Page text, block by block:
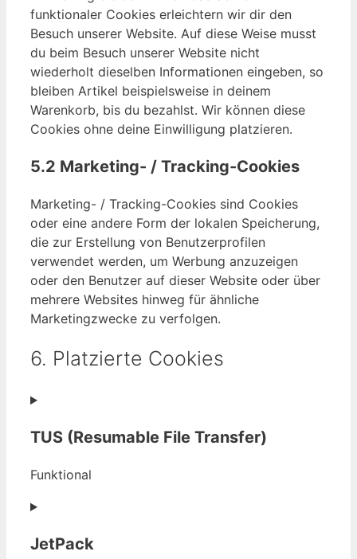
funktionaler Cookies erleichtern wir dir den
Besuch unserer Website. Auf diese Weise musst
du beim Besuch unserer Website nicht
wiederholt dieselben Informationen eingeben, so
bleiben Artikel beispielsweise in deinem
Warenkorb, bis du bezahlst. Wir können diese
Cookies ohne deine Einwilligung platzieren.
5.2 Marketing- / Tracking-Cookies
Marketing- / Tracking-Cookies sind Cookies
oder eine andere Form der lokalen Speicherung,
die zur Erstellung von Benutzerprofilen
verwendet werden, um Werbung anzuzeigen
oder den Benutzer auf dieser Website oder über
mehrere Websites hinweg für ähnliche
Marketingzwecke zu verfolgen.
6. Platzierte Cookies
TUS (Resumable File Transfer)
Funktional
Consent
service
JetPack